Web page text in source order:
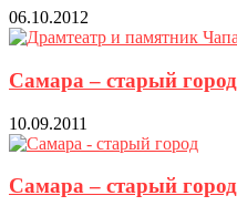
06.10.2012
Самара – старый
10.09.2011
Самара – старый